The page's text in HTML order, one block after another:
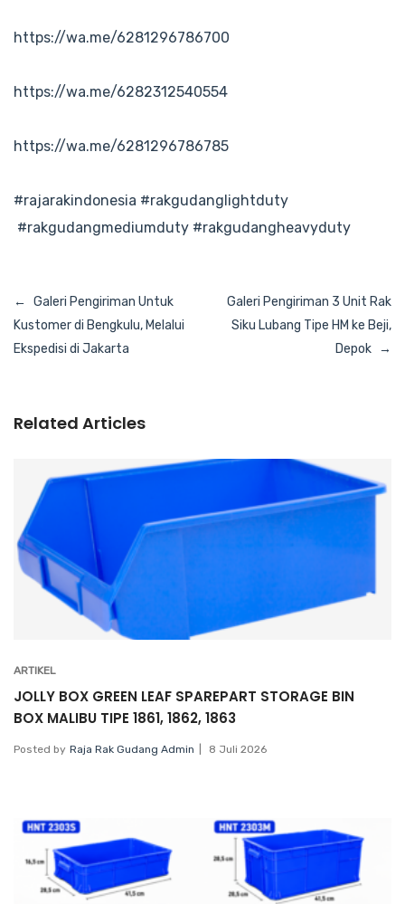
https://wa.me/6281296786700
https://wa.me/6282312540554
https://wa.me/6281296786785
#rajarakindonesia #rakgudanglightduty
#rakgudangmediumduty #rakgudangheavyduty
Navigasi
pos
Galeri Pengiriman Untuk
Kustomer di Bengkulu, Melalui
Ekspedisi di Jakarta
Galeri Pengiriman 3 Unit Rak
Siku Lubang Tipe HM ke Beji,
Depok
Related Articles
ARTIKEL
JOLLY BOX GREEN LEAF SPAREPART STORAGE BIN
BOX MALIBU TIPE 1861, 1862, 1863
Posted by Raja Rak Gudang Admin 8 Juli 2026